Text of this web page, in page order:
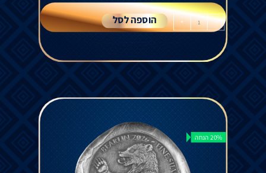
-
+ הוספה לסל
20% הנחה